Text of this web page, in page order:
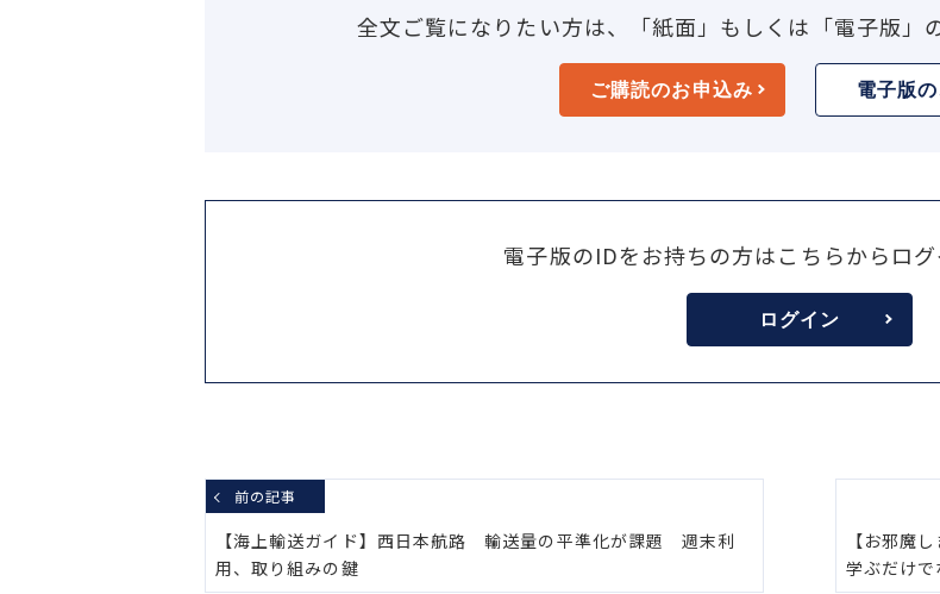
全文ご覧になりたい方は、「紙面」もしくは「電子版」
ご購読のお申込み 電子版
電子版のIDをお持ちの方はこちらからログ
ログイン
前の記事
【海上輸送ガイド】西日本航路 輸送量の平準化が課題 週末利
用、取り組みの鍵
【お邪魔
学ぶだけで